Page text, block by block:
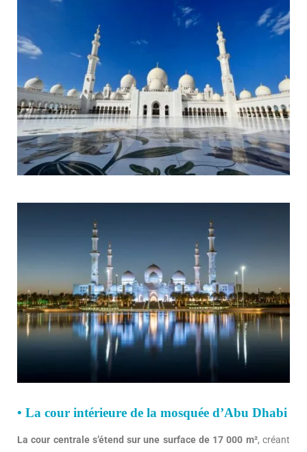
• La cour intérieure de la mosquée d’Abu Dhabi
La cour centrale s’étend sur une surface de 17 000 m², créant